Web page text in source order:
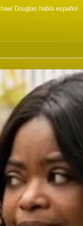
Douglas habla español